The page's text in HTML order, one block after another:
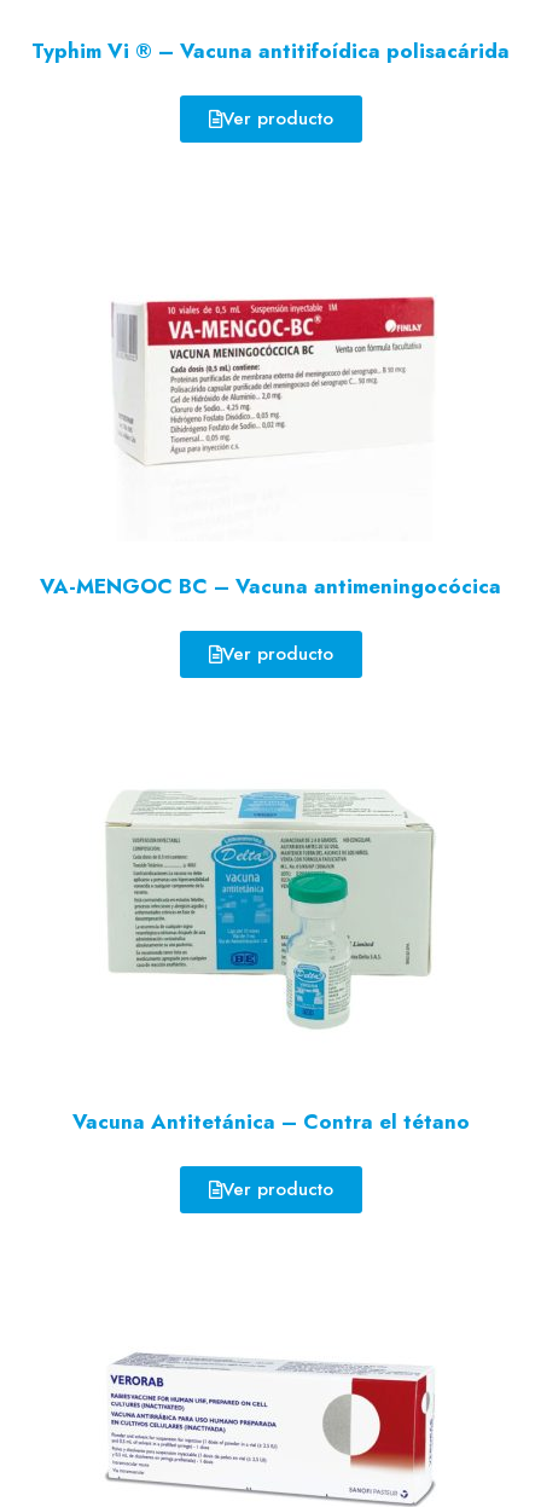
Typhim Vi ® – Vacuna antitifoídica polisacárida
Ver producto
VA-MENGOC BC – Vacuna antimeningocócica
Ver producto
Vacuna Antitetánica – Contra el tétano
Ver producto